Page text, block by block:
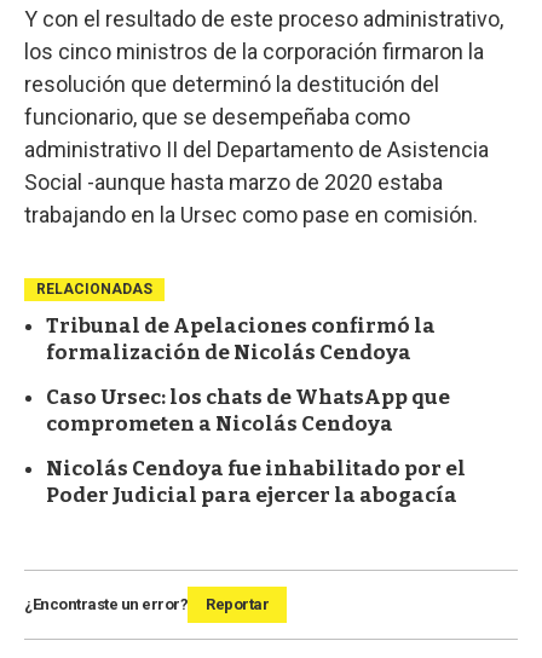
Y con el resultado de este proceso administrativo,
los cinco ministros de la corporación firmaron la
resolución que determinó la destitución del
funcionario, que se desempeñaba como
administrativo II del Departamento de Asistencia
Social -aunque hasta marzo de 2020 estaba
trabajando en la Ursec como pase en comisión.
RELACIONADAS
Tribunal de Apelaciones confirmó la
formalización de Nicolás Cendoya
Caso Ursec: los chats de WhatsApp que
comprometen a Nicolás Cendoya
Nicolás Cendoya fue inhabilitado por el
Poder Judicial para ejercer la abogacía
¿Encontraste un error? Reportar